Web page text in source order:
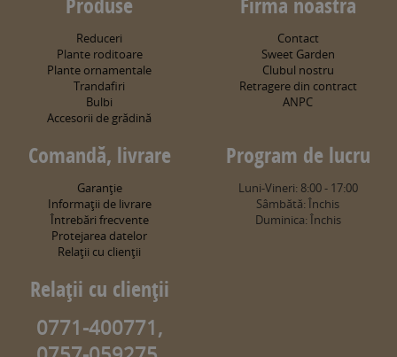
Reduceri
Plante roditoare
Plante ornamentale
Trandafiri
Bulbi
Accesorii de grădină
Contact
Sweet Garden
Clubul nostru
Retragere din contract
ANPC
Comandă, livrare
Garanţie
Informaţii de livrare
Întrebări frecvente
Protejarea datelor
Relaţii cu clienţii
Program de lucru
Luni-Vineri: 8:00 - 17:00
Sâmbătă: Închis
Duminica: Închis
Relaţii cu clienţii
0771-400771,